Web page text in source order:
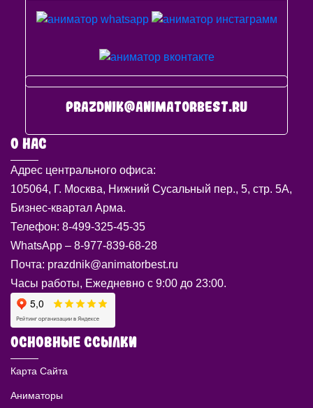
prazdnik@animatorbest.ru
О НАС
Адрес центрального офиса:
105064, Г. Москва, Нижний Сусальный пер., 5, стр. 5А,
Бизнес-квартал Арма.
Телефон: 8-499-325-45-35
WhatsApp – 8-977-839-68-28
Почта: prazdnik@animatorbest.ru
Часы работы, Ежедневно с 9:00 до 23:00.
ОСНОВНЫЕ ССЫЛКИ
Карта Сайта
Аниматоры